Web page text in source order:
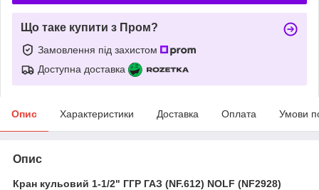
Що таке купити з Пром?
Замовлення під захистом
Доступна доставка
Опис Характеристики Доставка Оплата Умови
Опис
Кран кульовий 1-1/2" ГГР ГАЗ (NF.612) NOLF (NF2928)